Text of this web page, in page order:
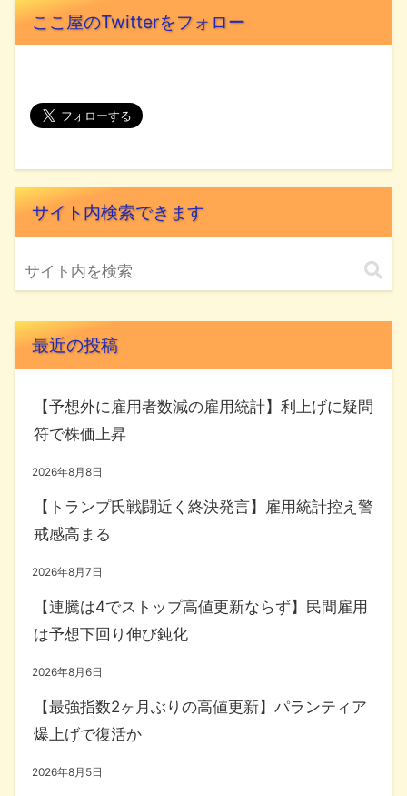
ここ屋のTwitterをフォロー
サイト内検索できます
最近の投稿
【予想外に雇用者数減の雇用統計】利上げに疑問
符で株価上昇
2026年8月8日
【トランプ氏戦闘近く終決発言】雇用統計控え警
戒感高まる
2026年8月7日
【連騰は4でストップ高値更新ならず】民間雇用
は予想下回り伸び鈍化
2026年8月6日
【最強指数2ヶ月ぶりの高値更新】パランティア
爆上げで復活か
2026年8月5日